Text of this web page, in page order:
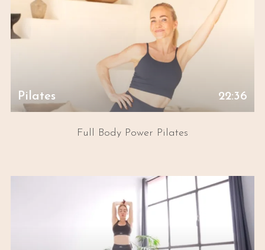
Pilates 22:36
Full Body Power Pilates